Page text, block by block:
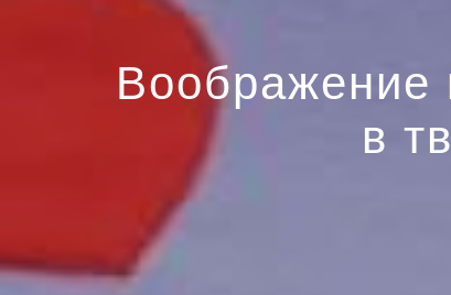
Воображение
в